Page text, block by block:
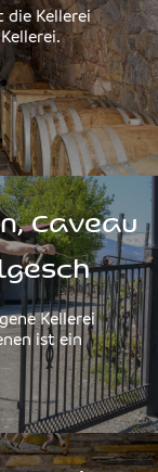
die Kellerei
Caveau
Kellerei
ist ein